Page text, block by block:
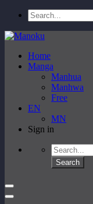
Home
Manga
Manhua
Manhwa
Free
EN
MN
Sign in